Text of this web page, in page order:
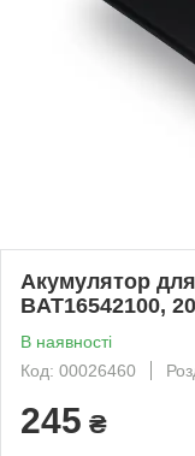
Акумулятор
BAT16542100,
В наявності
Код: 00026460
245 ₴